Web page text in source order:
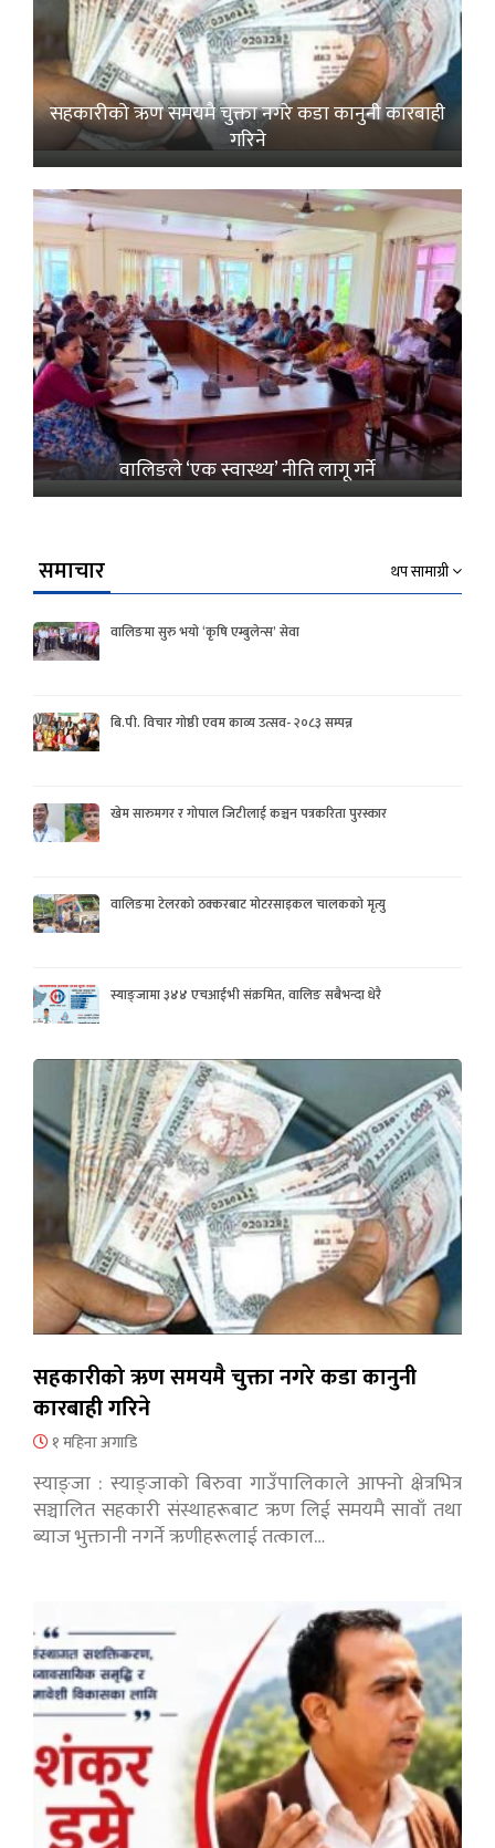
सहकारीको ऋण समयमै चुक्ता नगरे कडा कानुनी कारबाही
गरिने
वालिङले ‘एक स्वास्थ्य’ नीति लागू गर्ने
समाचार थप सामाग्री
वालिङमा सुरु भयो ‘कृषि एम्बुलेन्स’ सेवा
बि.पी. विचार गोष्ठी एवम काव्य उत्सव- २०८३ सम्पन्न
खेम सारुमगर र गोपाल जिटीलाई कञ्चन पत्रकरिता पुरस्कार
वालिङमा टेलरको ठक्करबाट मोटरसाइकल चालकको मृत्यु
स्याङ्जामा ३४४ एचआईभी संक्रमित, वालिङ सबैभन्दा धेरै
सहकारीको ऋण समयमै चुक्ता नगरे कडा कानुनी
कारबाही गरिने
१ महिना अगाडि
स्याङ्जा : स्याङ्जाको बिरुवा गाउँपालिकाले आफ्नो क्षेत्रभित्र
सञ्चालित सहकारी संस्थाहरूबाट ऋण लिई समयमै सावाँ तथा
ब्याज भुक्तानी नगर्ने ऋणीहरूलाई तत्काल…